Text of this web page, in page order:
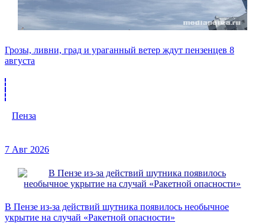
Грозы, ливни, град и ураганный ветер ждут пензенцев 8
августа
Пенза
7 Авг 2026
В Пензе из-за действий шутника появилось необычное
укрытие на случай «Ракетной опасности»